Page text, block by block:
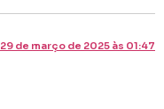
29 de março de 2025 às 01:47